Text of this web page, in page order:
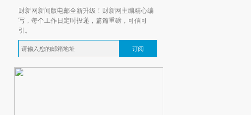
财新网新闻版电邮全新升级！财新网主编精心编
写，每个工作日定时投递，篇篇重磅，可信可
引。
订阅